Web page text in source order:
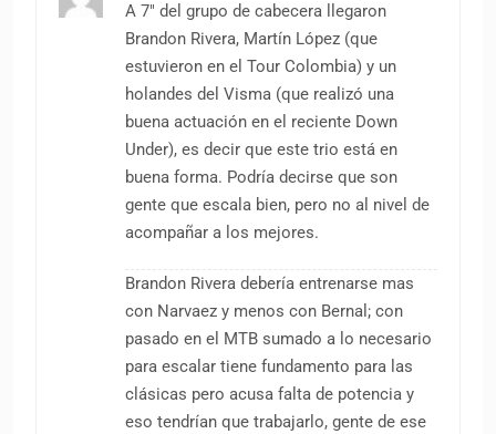
A 7″ del grupo de cabecera llegaron
Brandon Rivera, Martín López (que
estuvieron en el Tour Colombia) y un
holandes del Visma (que realizó una
buena actuación en el reciente Down
Under), es decir que este trio está en
buena forma. Podría decirse que son
gente que escala bien, pero no al nivel de
acompañar a los mejores.
Brandon Rivera debería entrenarse mas
con Narvaez y menos con Bernal; con
pasado en el MTB sumado a lo necesario
para escalar tiene fundamento para las
clásicas pero acusa falta de potencia y
eso tendrían que trabajarlo, gente de ese